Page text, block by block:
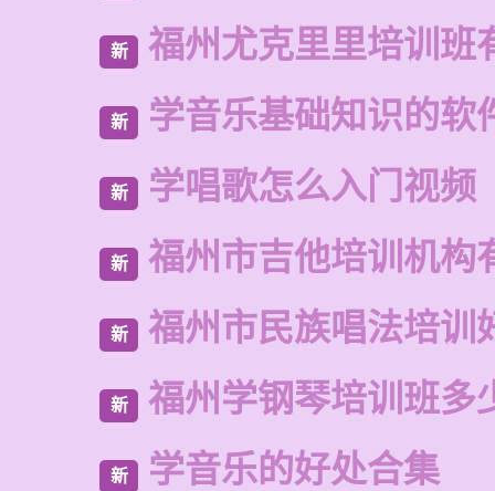
新 福州尤克里里培训班
新 学音乐基础知识的软
新 学唱歌怎么入门视频
新 福州市吉他培训机构
新 福州市民族唱法培训
新 福州学钢琴培训班多
新 学音乐的好处合集